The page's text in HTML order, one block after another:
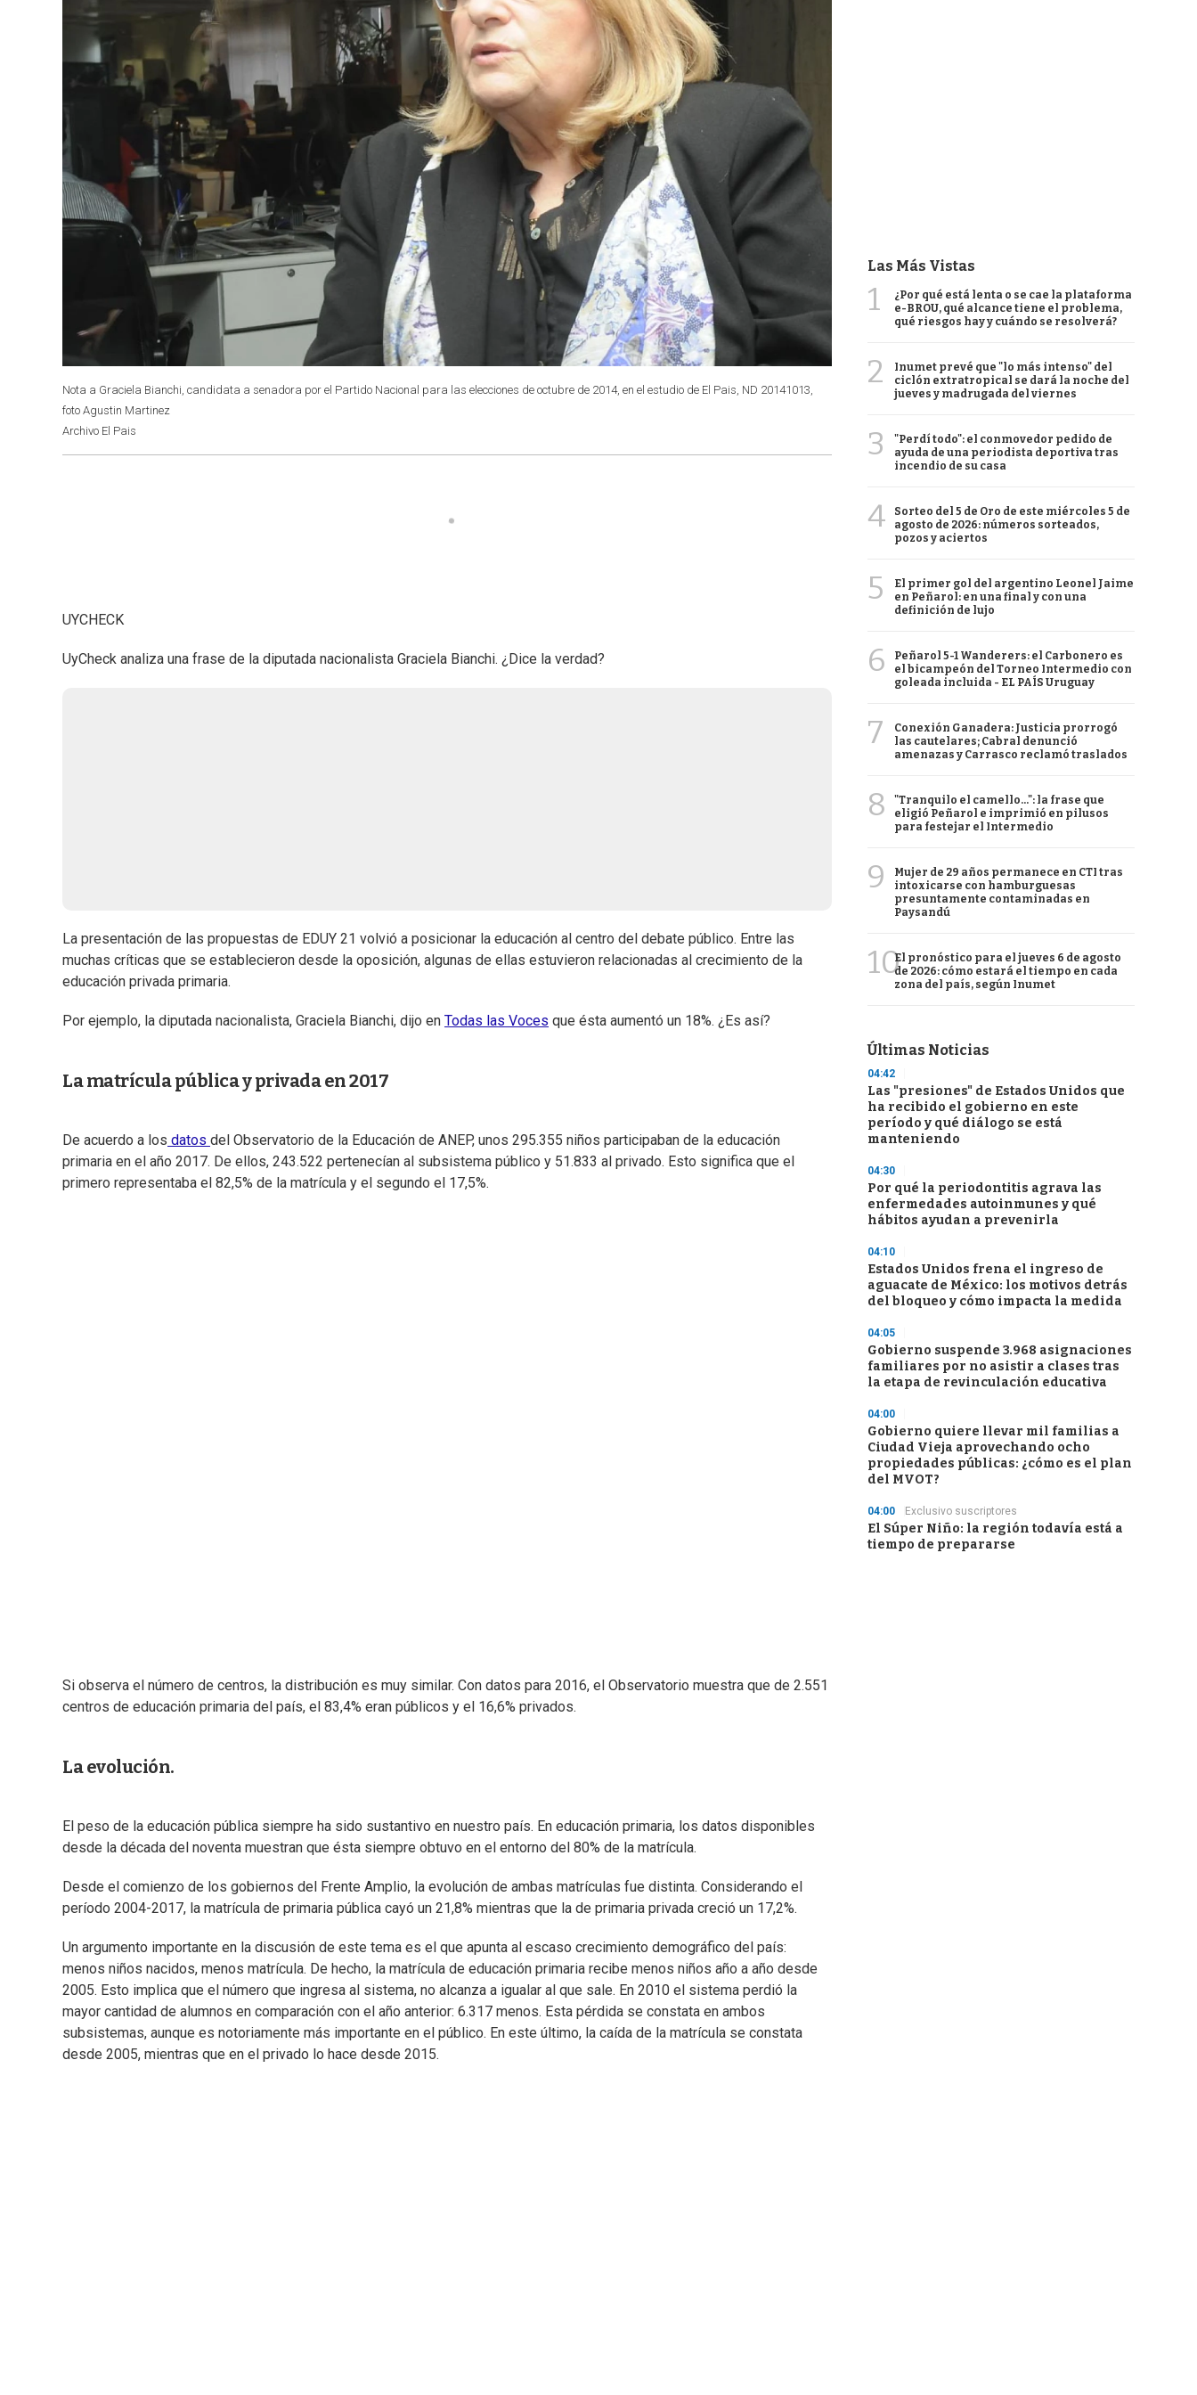
Nota a Graciela Bianchi, candidata a senadora por el Partido Nacional para las elecciones de octubre de 2014, en el estudio de El Pais, ND 20141013,
foto Agustin Martinez
Archivo El Pais
UYCHECK
UyCheck analiza una frase de la diputada nacionalista Graciela Bianchi. ¿Dice la verdad?
La presentación de las propuestas de EDUY 21 volvió a posicionar la educación al centro del debate público. Entre las
muchas críticas que se establecieron desde la oposición, algunas de ellas estuvieron relacionadas al crecimiento de la
educación privada primaria.
Por ejemplo, la diputada nacionalista, Graciela Bianchi, dijo en Todas las Voces que ésta aumentó un 18%. ¿Es así?
La matrícula pública y privada en 2017
De acuerdo a los datos del Observatorio de la Educación de ANEP, unos 295.355 niños participaban de la educación
primaria en el año 2017. De ellos, 243.522 pertenecían al subsistema público y 51.833 al privado. Esto significa que el
primero representaba el 82,5% de la matrícula y el segundo el 17,5%.
Si observa el número de centros, la distribución es muy similar. Con datos para 2016, el Observatorio muestra que de 2.551
centros de educación primaria del país, el 83,4% eran públicos y el 16,6% privados.
La evolución.
El peso de la educación pública siempre ha sido sustantivo en nuestro país. En educación primaria, los datos disponibles
desde la década del noventa muestran que ésta siempre obtuvo en el entorno del 80% de la matrícula.
Desde el comienzo de los gobiernos del Frente Amplio, la evolución de ambas matrículas fue distinta. Considerando el
período 2004-2017, la matrícula de primaria pública cayó un 21,8% mientras que la de primaria privada creció un 17,2%.
Un argumento importante en la discusión de este tema es el que apunta al escaso crecimiento demográfico del país:
menos niños nacidos, menos matrícula. De hecho, la matrícula de educación primaria recibe menos niños año a año desde
2005. Esto implica que el número que ingresa al sistema, no alcanza a igualar al que sale. En 2010 el sistema perdió la
mayor cantidad de alumnos en comparación con el año anterior: 6.317 menos. Esta pérdida se constata en ambos
subsistemas, aunque es notoriamente más importante en el público. En este último, la caída de la matrícula se constata
desde 2005, mientras que en el privado lo hace desde 2015.
Las Más Vistas
1
¿Por qué está lenta o se cae la plataforma
e-BROU, qué alcance tiene el problema,
qué riesgos hay y cuándo se resolverá?
2
Inumet prevé que "lo más intenso" del
ciclón extratropical se dará la noche del
jueves y madrugada del viernes
3
"Perdí todo": el conmovedor pedido de
ayuda de una periodista deportiva tras
incendio de su casa
4
Sorteo del 5 de Oro de este miércoles 5 de
agosto de 2026: números sorteados,
pozos y aciertos
5
El primer gol del argentino Leonel Jaime
en Peñarol: en una final y con una
definición de lujo
6
Peñarol 5-1 Wanderers: el Carbonero es
el bicampeón del Torneo Intermedio con
goleada incluida - EL PAÍS Uruguay
7
Conexión Ganadera: Justicia prorrogó
las cautelares; Cabral denunció
amenazas y Carrasco reclamó traslados
8
"Tranquilo el camello...": la frase que
eligió Peñarol e imprimió en pilusos
para festejar el Intermedio
9
Mujer de 29 años permanece en CTI tras
intoxicarse con hamburguesas
presuntamente contaminadas en
Paysandú
10El pronóstico para el jueves 6 de agosto
de 2026: cómo estará el tiempo en cada
zona del país, según Inumet
Últimas Noticias
04:42
Las "presiones" de Estados Unidos que
ha recibido el gobierno en este
período y qué diálogo se está
manteniendo
04:30
Por qué la periodontitis agrava las
enfermedades autoinmunes y qué
hábitos ayudan a prevenirla
04:10
Estados Unidos frena el ingreso de
aguacate de México: los motivos detrás
del bloqueo y cómo impacta la medida
04:05
Gobierno suspende 3.968 asignaciones
familiares por no asistir a clases tras
la etapa de revinculación educativa
04:00
Gobierno quiere llevar mil familias a
Ciudad Vieja aprovechando ocho
propiedades públicas: ¿cómo es el plan
del MVOT?
04:00 Exclusivo suscriptores
El Súper Niño: la región todavía está a
tiempo de prepararse